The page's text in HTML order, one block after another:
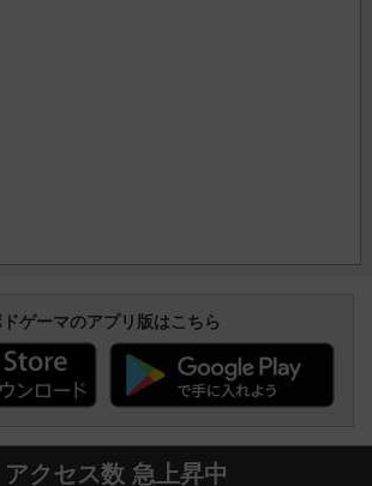
ドゲーマのアプリ版はこちら
アクセス数 急上昇中